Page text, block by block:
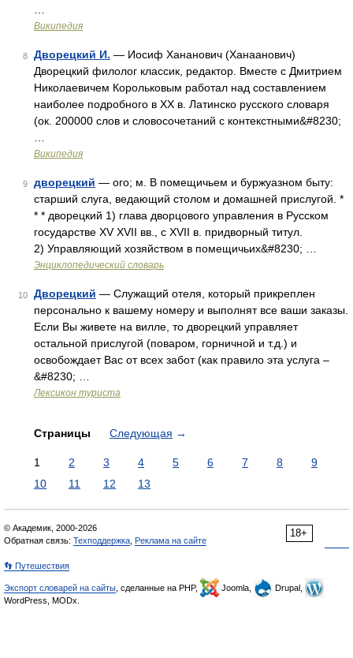
Википедия
8 Дворецкий И. — Иосиф Хананович (Ханаанович)
Дворецкий филолог классик, редактор. Вместе с Дмитрием
Николаевичем Корольковым работал над составлением
наиболее подробного в XX в. Латинско русского словаря
(ок. 200000 слов и словосочетаний с контекстными&#8230;
Википедия
9 дворецкий — ого; м. В помещичьем и буржуазном быту:
старший слуга, ведающий столом и домашней прислугой. *
* * дворецкий 1) глава дворцового управления в Русском
государстве XV XVII вв., с XVII в. придворный титул.
2) Управляющий хозяйством в помещичьих&#8230; …
Энциклопедический словарь
10 Дворецкий — Служащий отеля, который прикреплен
персонально к вашему номеру и выполнят все ваши заказы.
Если Вы живете на вилле, то дворецкий управляет
остальной прислугой (поваром, горничной и т.д.) и
освобождает Вас от всех забот (как правило эта услуга –
&#8230; …
Лексикон туриста
Страницы Следующая →
1 2 3 4 5 6 7 8
9
10
11 12 13
18+
© Академик, 2000-2026
Обратная связь: Техподдержка Реклама на сайте
👣 Путешествия
Экспорт словарей на сайты , сделанные на PHP, Joomla,
Drupal,
WordPress, MODx.